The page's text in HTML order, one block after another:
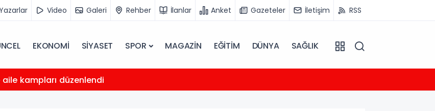
Video Galeri Rehber İlanlar Anket Gazeteler İletişim RSS
EKONOMİ SİYASET SPOR MAGAZİN EĞİTİM DÜNYA SAĞLIK
aile kampları düzenlendi